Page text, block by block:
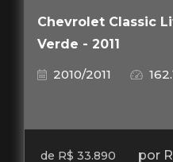
Chevrolet Classic
Verde - 2011
2010/2011
de R$ 33.890 por